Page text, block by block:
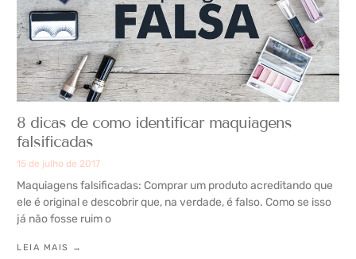
8 dicas de como identificar maquiagens
falsificadas
15 de julho de 2017
Maquiagens falsificadas: Comprar um produto acreditando que
ele é original e descobrir que, na verdade, é falso. Como se isso
já não fosse ruim o
LEIA MAIS →